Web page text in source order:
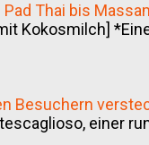
Thai bis
Kokosmilch]
Besuchern
einer